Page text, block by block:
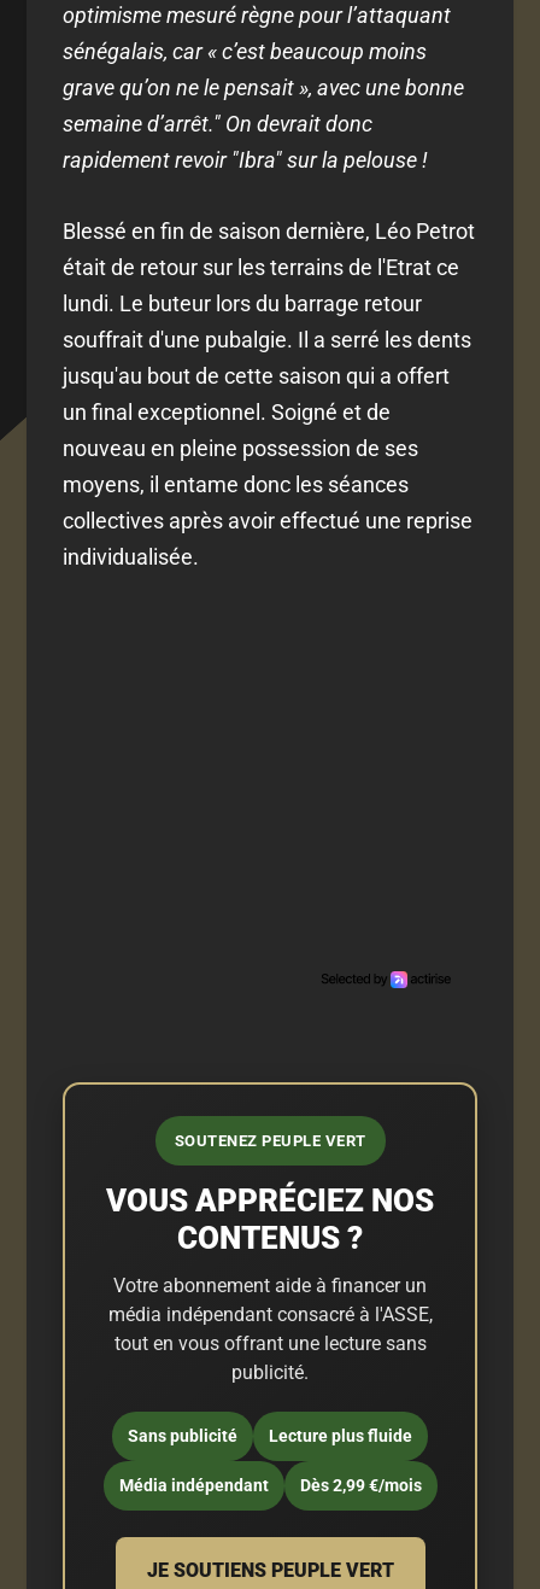
optimisme mesuré règne pour l’attaquant
sénégalais, car « c’est beaucoup moins
grave qu’on ne le pensait », avec une bonne
semaine d’arrêt." On devrait donc
rapidement revoir "Ibra" sur la pelouse !
Blessé en fin de saison dernière, Léo Petrot
était de retour sur les terrains de l'Etrat ce
lundi. Le buteur lors du barrage retour
souffrait d'une pubalgie. Il a serré les dents
jusqu'au bout de cette saison qui a offert
un final exceptionnel. Soigné et de
nouveau en pleine possession de ses
moyens, il entame donc les séances
collectives après avoir effectué une reprise
individualisée.
SOUTENEZ PEUPLE VERT
VOUS APPRÉCIEZ NOS
CONTENUS ?
Votre abonnement aide à financer un
média indépendant consacré à l'ASSE,
tout en vous offrant une lecture sans
publicité.
Sans publicité Lecture plus fluide
Média indépendant Dès 2,99 €/mois
JE SOUTIENS PEUPLE VERT